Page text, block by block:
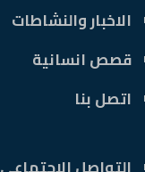
الاخبار والنشاطات
قصص انسانية
اتصل بنا